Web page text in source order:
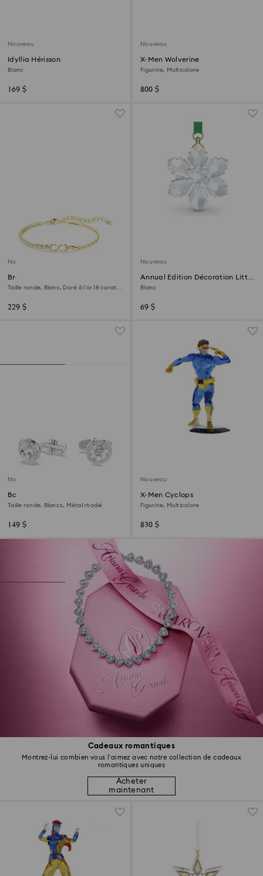
Cadeaux romantiques
Montrez-lui combien vous l’aimez avec notre collection de cadeaux
romantiques uniques
Acheter
maintenant
Nouveau
Idyllia Hérisson
Blanc
169 $
Nouveau
X-Men Wolverine
Figurine, Multicolore
800 $
Nouveau
Bracelet Matrix
Taille ronde, Blanc, Doré à l’or 18 carats
229 $
Nouveau
Annual Edition Décoration Little
Snowflake 2026
Blanc
69 $
Nouveau
Boutons de manchettes Una
Angelic
Taille ronde, Blancs, Métal rhodié
149 $
Nouveau
X-Men Cyclops
Figurine, Multicolore
830 $